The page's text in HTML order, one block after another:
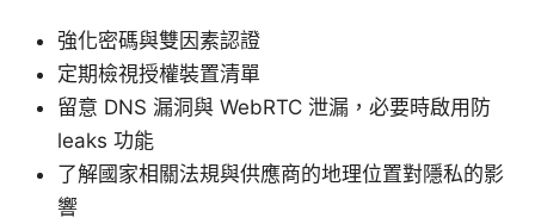
強化密碼與雙因素認證
定期檢視授權裝置清單
留意 DNS 漏洞與 WebRTC 泄漏，必要時啟用防
leaks 功能
了解國家相關法規與供應商的地理位置對隱私的影
響